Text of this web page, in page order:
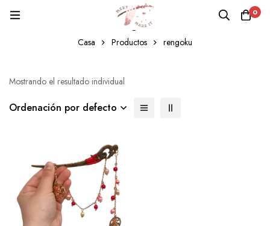
0
rengoku
Casa Productos rengoku
Mostrando el resultado individual
Ordenación por defecto